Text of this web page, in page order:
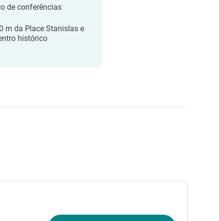
de conferências
m da Place Stanislas e
histórico